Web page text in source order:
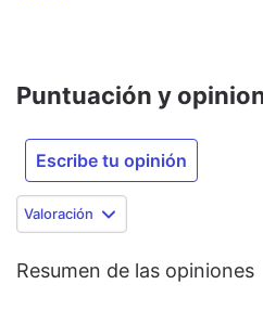
Puntuación y
Escribe tu opinión
Valoración
Resumen de las opiniones